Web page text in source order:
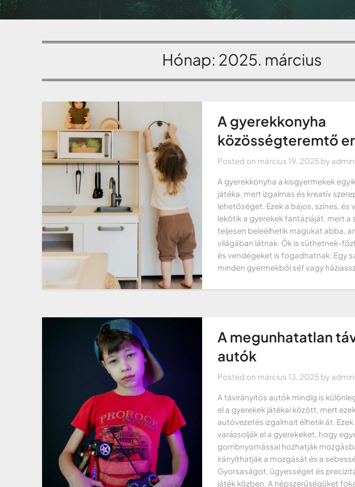
Hónap: 2025. március
A gyerekkonyha
közösségteremtő
Posted on március 19, 2025 by admin
A gyerekkonyha a kisgyermekek
játéka, mert izgalmas és kreatív
lehetőséget. Ezek a bájos, színes, és
lekötik a gyerekek fantáziáját, mert a
teljesen beleélhetik magukat abba,
világában látnak. Ők is süthetnek-
és vendégeket is fogadhatnak. Egy
minden gyermekből séf vagy
A megunhatatlan
autók
Posted on március 13, 2025 by admin
A távirányítós autók mindig is
el a gyerekek játékai között, mert
autóvezetés izgalmait élhetik át. Ezek
varázsolják el a gyerekeket, hogy
gombnyomással hozhatják
irányíthatják a mozgását és a
Gyorsaságot, ügyességet és
játék közben. A népszerűségüket